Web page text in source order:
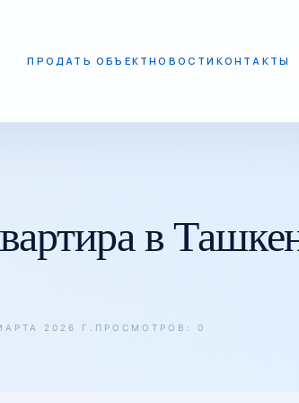
ПРОДАТЬ ОБЪЕКТНОВОСТИ КОНТАКТЫ
в
2026 Г. ПРОСМОТРОВ: 0